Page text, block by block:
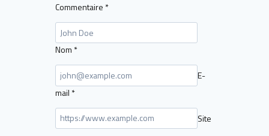
Commentaire *
Nom *
E-
mail *
Site